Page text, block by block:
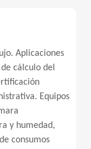
Aplicaciones
cálculo del
Equipos
y humedad,
consumos